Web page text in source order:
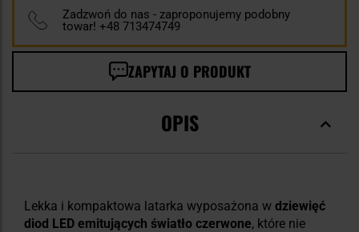
Zadzwoń do nas - zaproponujemy podobny
towar! +48 713474749
ZAPYTAJ O PRODUKT
OPIS
Lekka i kompaktowa latarka wyposażona w dziewięć
diod LED emitujących światło czerwone, które nie